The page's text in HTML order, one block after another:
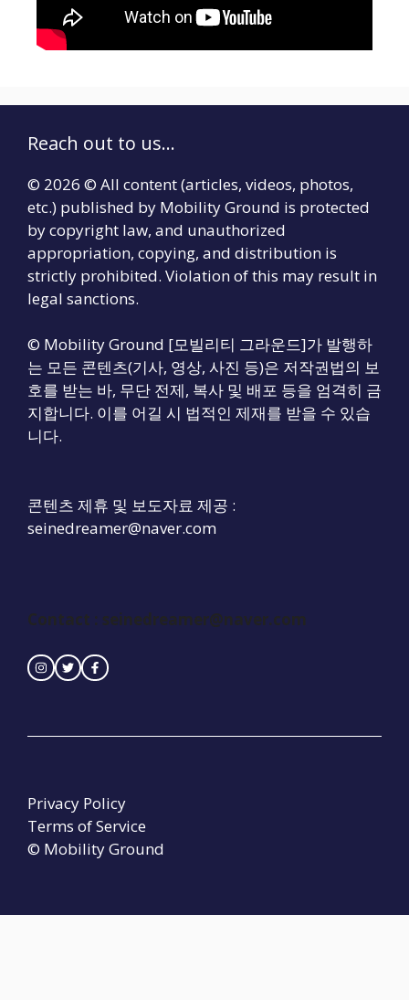
Reach out to us...
© 2026 © All content (articles, videos, photos,
etc.) published by Mobility Ground is protected
by copyright law, and unauthorized
appropriation, copying, and distribution is
strictly prohibited. Violation of this may result in
legal sanctions.
© Mobility Ground [모빌리티 그라운드]가 발행하
는 모든 콘텐츠(기사, 영상, 사진 등)은 저작권법의 보
호를 받는 바, 무단 전제, 복사 및 배포 등을 엄격히 금
지합니다. 이를 어길 시 법적인 제재를 받을 수 있습
니다.
콘텐츠 제휴 및 보도자료 제공 :
seinedreamer@naver.com
Contact : seinedreamer@naver.com
© Mobility Ground
Privacy Policy
Terms of Service